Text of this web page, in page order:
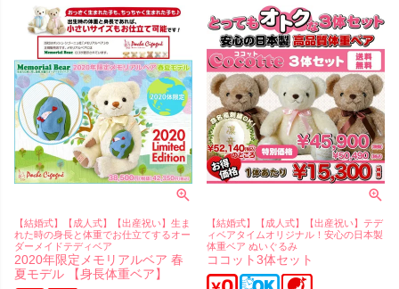
【結婚式】【成人式】【出産祝い】生ま
れた時の身長と体重でお仕立てするオー
ダーメイドテディベア
2020年限定メモリアルベア 春
夏モデル 【身長体重ベア】
【結婚式】【成人式】【出産祝い】テデ
ィベアタイムオリジナル！安心の日本製
体重ベア ぬいぐるみ
ココット3体セット